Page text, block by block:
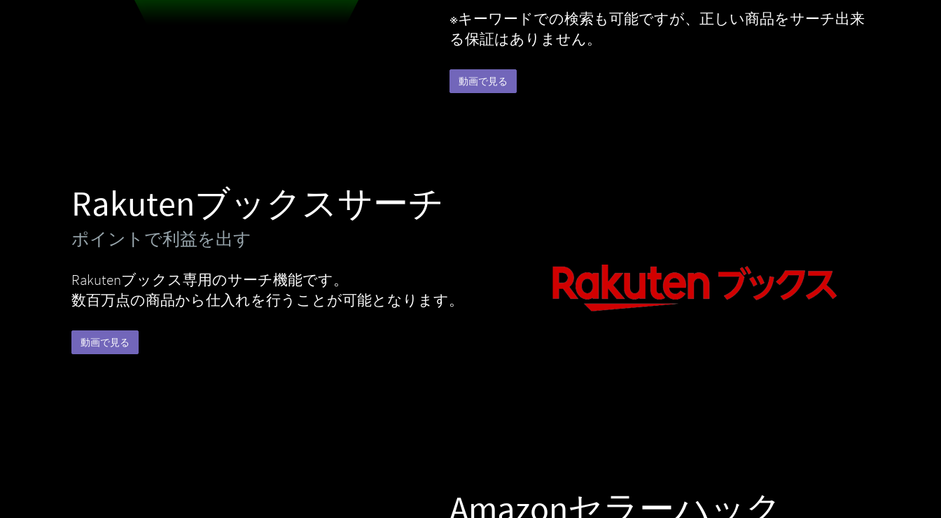
※キーワードでの検索も可能ですが、正しい商品をサーチ出来
る保証はありません。
動画で見る
Rakutenブックスサーチ
ポイントで利益を出す
Rakutenブックス専用のサーチ機能です。
数百万点の商品から仕入れを行うことが可能となります。
動画で見る
Amazonセラーハック